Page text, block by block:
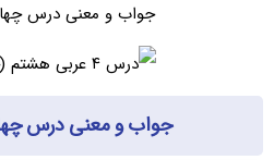
جواب و معنی درس
جواب و معنی درس